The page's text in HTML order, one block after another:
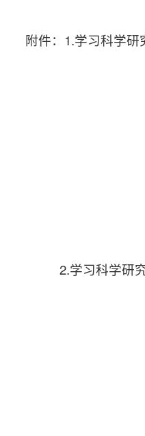
附件：1.学习科学
2.学习科学研究